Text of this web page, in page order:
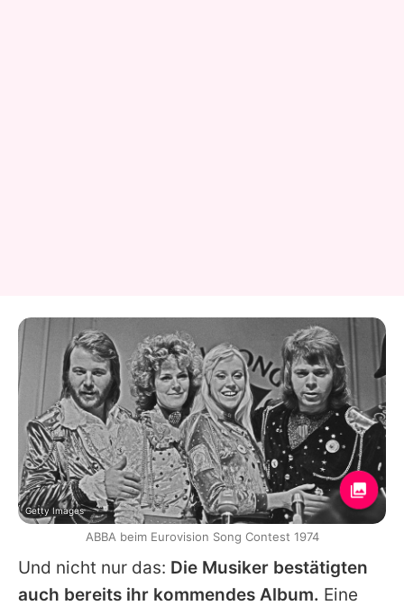
Und nicht nur das: Die Musiker bestätigten
auch bereits ihr kommendes Album. Eine
Getty Images
ABBA beim Eurovision Song Contest 1974